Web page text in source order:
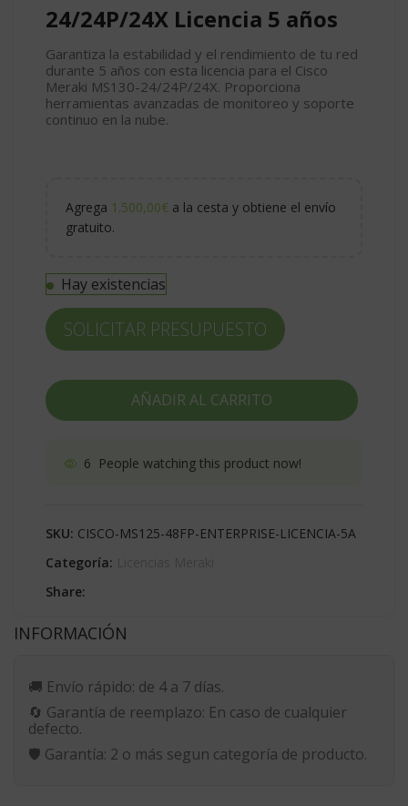
24/24P/24X Licencia 5 años
Garantiza la estabilidad y el rendimiento de tu red
durante 5 años con esta licencia para el Cisco
Meraki MS130-24/24P/24X. Proporciona
herramientas avanzadas de monitoreo y soporte
continuo en la nube.
Agrega 1.500,00€ a la cesta y obtiene el envío
gratuito.
Hay existencias
AÑADIR AL CARRITO
SOLICITAR PRESUPUESTO
6 People watching this product now!
SKU: CISCO-MS125-48FP-ENTERPRISE-LICENCIA-5A
Categoría:
Share:
INFORMACIÓN
🚚 Envío rápido: de 4 a 7 días.
🔄 Garantía de reemplazo: En caso de cualquier
defecto.
🛡️ Garantía: 2 o más segun categoría de producto.